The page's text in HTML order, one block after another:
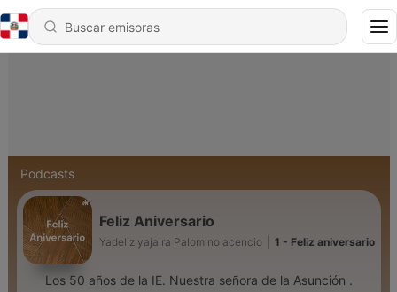
Podcasts
Feliz Aniversario
Yadeliz yajaira Palomino acencio 1 - Feliz aniversario
Los 50 años de la IE. Nuestra señora de la Asunción .